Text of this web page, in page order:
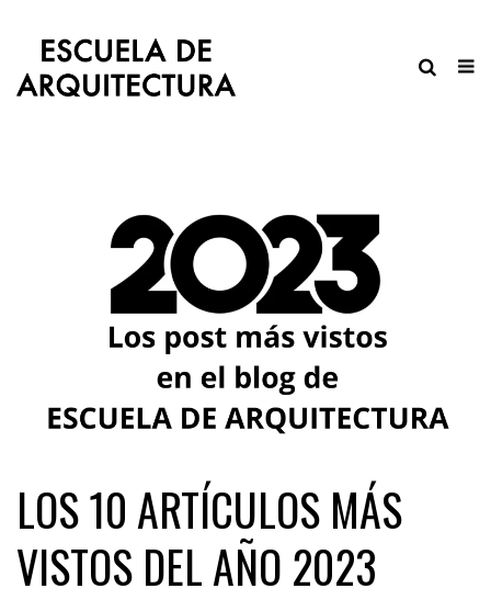
LOS 10 ARTÍCULOS MÁS
VISTOS DEL AÑO 2023